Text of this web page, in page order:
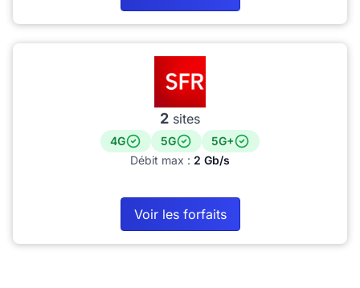
2 sites
4G 5G
5G+
Débit max : 2 Gb/s
Voir les forfaits